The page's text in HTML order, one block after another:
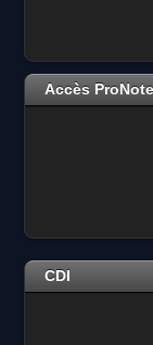
Accès ProNote
CDI